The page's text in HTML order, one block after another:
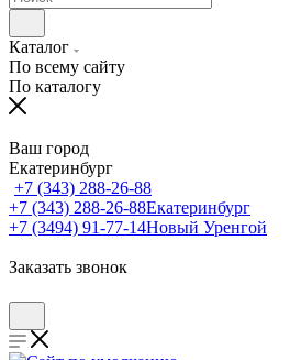
Каталог
По всему сайту
По каталогу
Ваш город
Екатеринбург
+7 (343) 288-26-88
+7 (343) 288-26-88Екатеринбург
+7 (3494) 91-77-14Новый Уренгой
Заказать звонок